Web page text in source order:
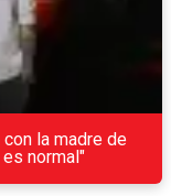
la madre de
normal"